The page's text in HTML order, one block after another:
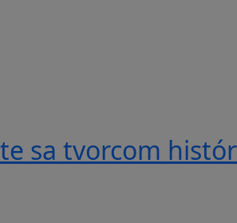
sa tvorcom